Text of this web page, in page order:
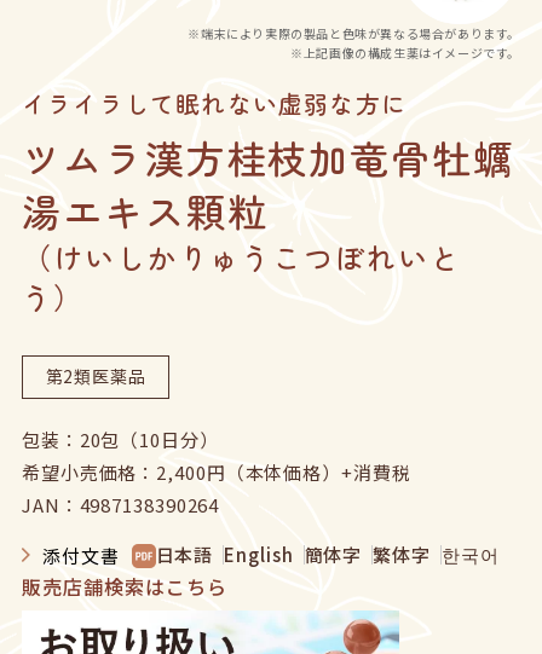
企業サイトへ
ヘルスケア製品チャットボット
お問い合わせ
ニュース
English
※端末により実際の製品と色味が異なる場合があります。
※上記画像の構成生薬はイメージです。
イライラして眠れない虚弱な方に
ツムラ漢方桂枝加竜骨牡蠣
湯エキス顆粒
（けいしかりゅうこつぼれいと
う）
第2類医薬品
包装：20包（10日分）
希望小売価格：2,400円（本体価格）+消費税
JAN：4987138390264
添付文書
日本語 English 簡体字 繁体字 한국어
販売店舗検索はこちら